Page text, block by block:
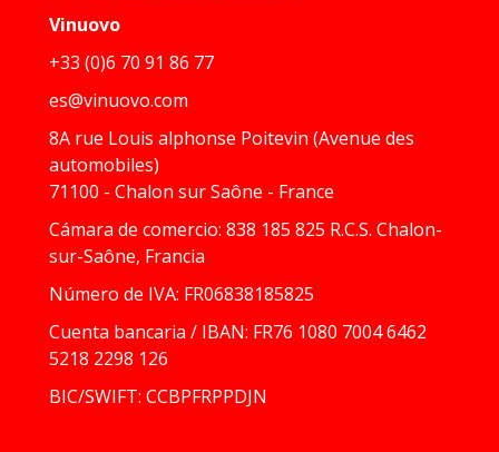
Vinuovo
+33 (0)6 70 91 86 77
es@vinuovo.com
8A rue Louis alphonse Poitevin (Avenue des
automobiles)
71100 - Chalon sur Saône - France
Cámara de comercio: 838 185 825 R.C.S. Chalon-
sur-Saône, Francia
Número de IVA: FR06838185825
Cuenta bancaria / IBAN: FR76 1080 7004 6462
5218 2298 126
BIC/SWIFT: CCBPFRPPDJN